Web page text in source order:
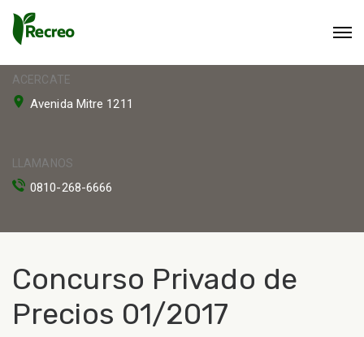
ACERCATE
Avenida Mitre 1211
LLAMANOS
0810-268-6666
Concurso Privado de
Precios 01/2017